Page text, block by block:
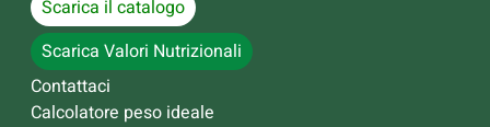
Scarica il catalogo
Scarica Valori Nutrizionali
Contattaci
Calcolatore peso ideale